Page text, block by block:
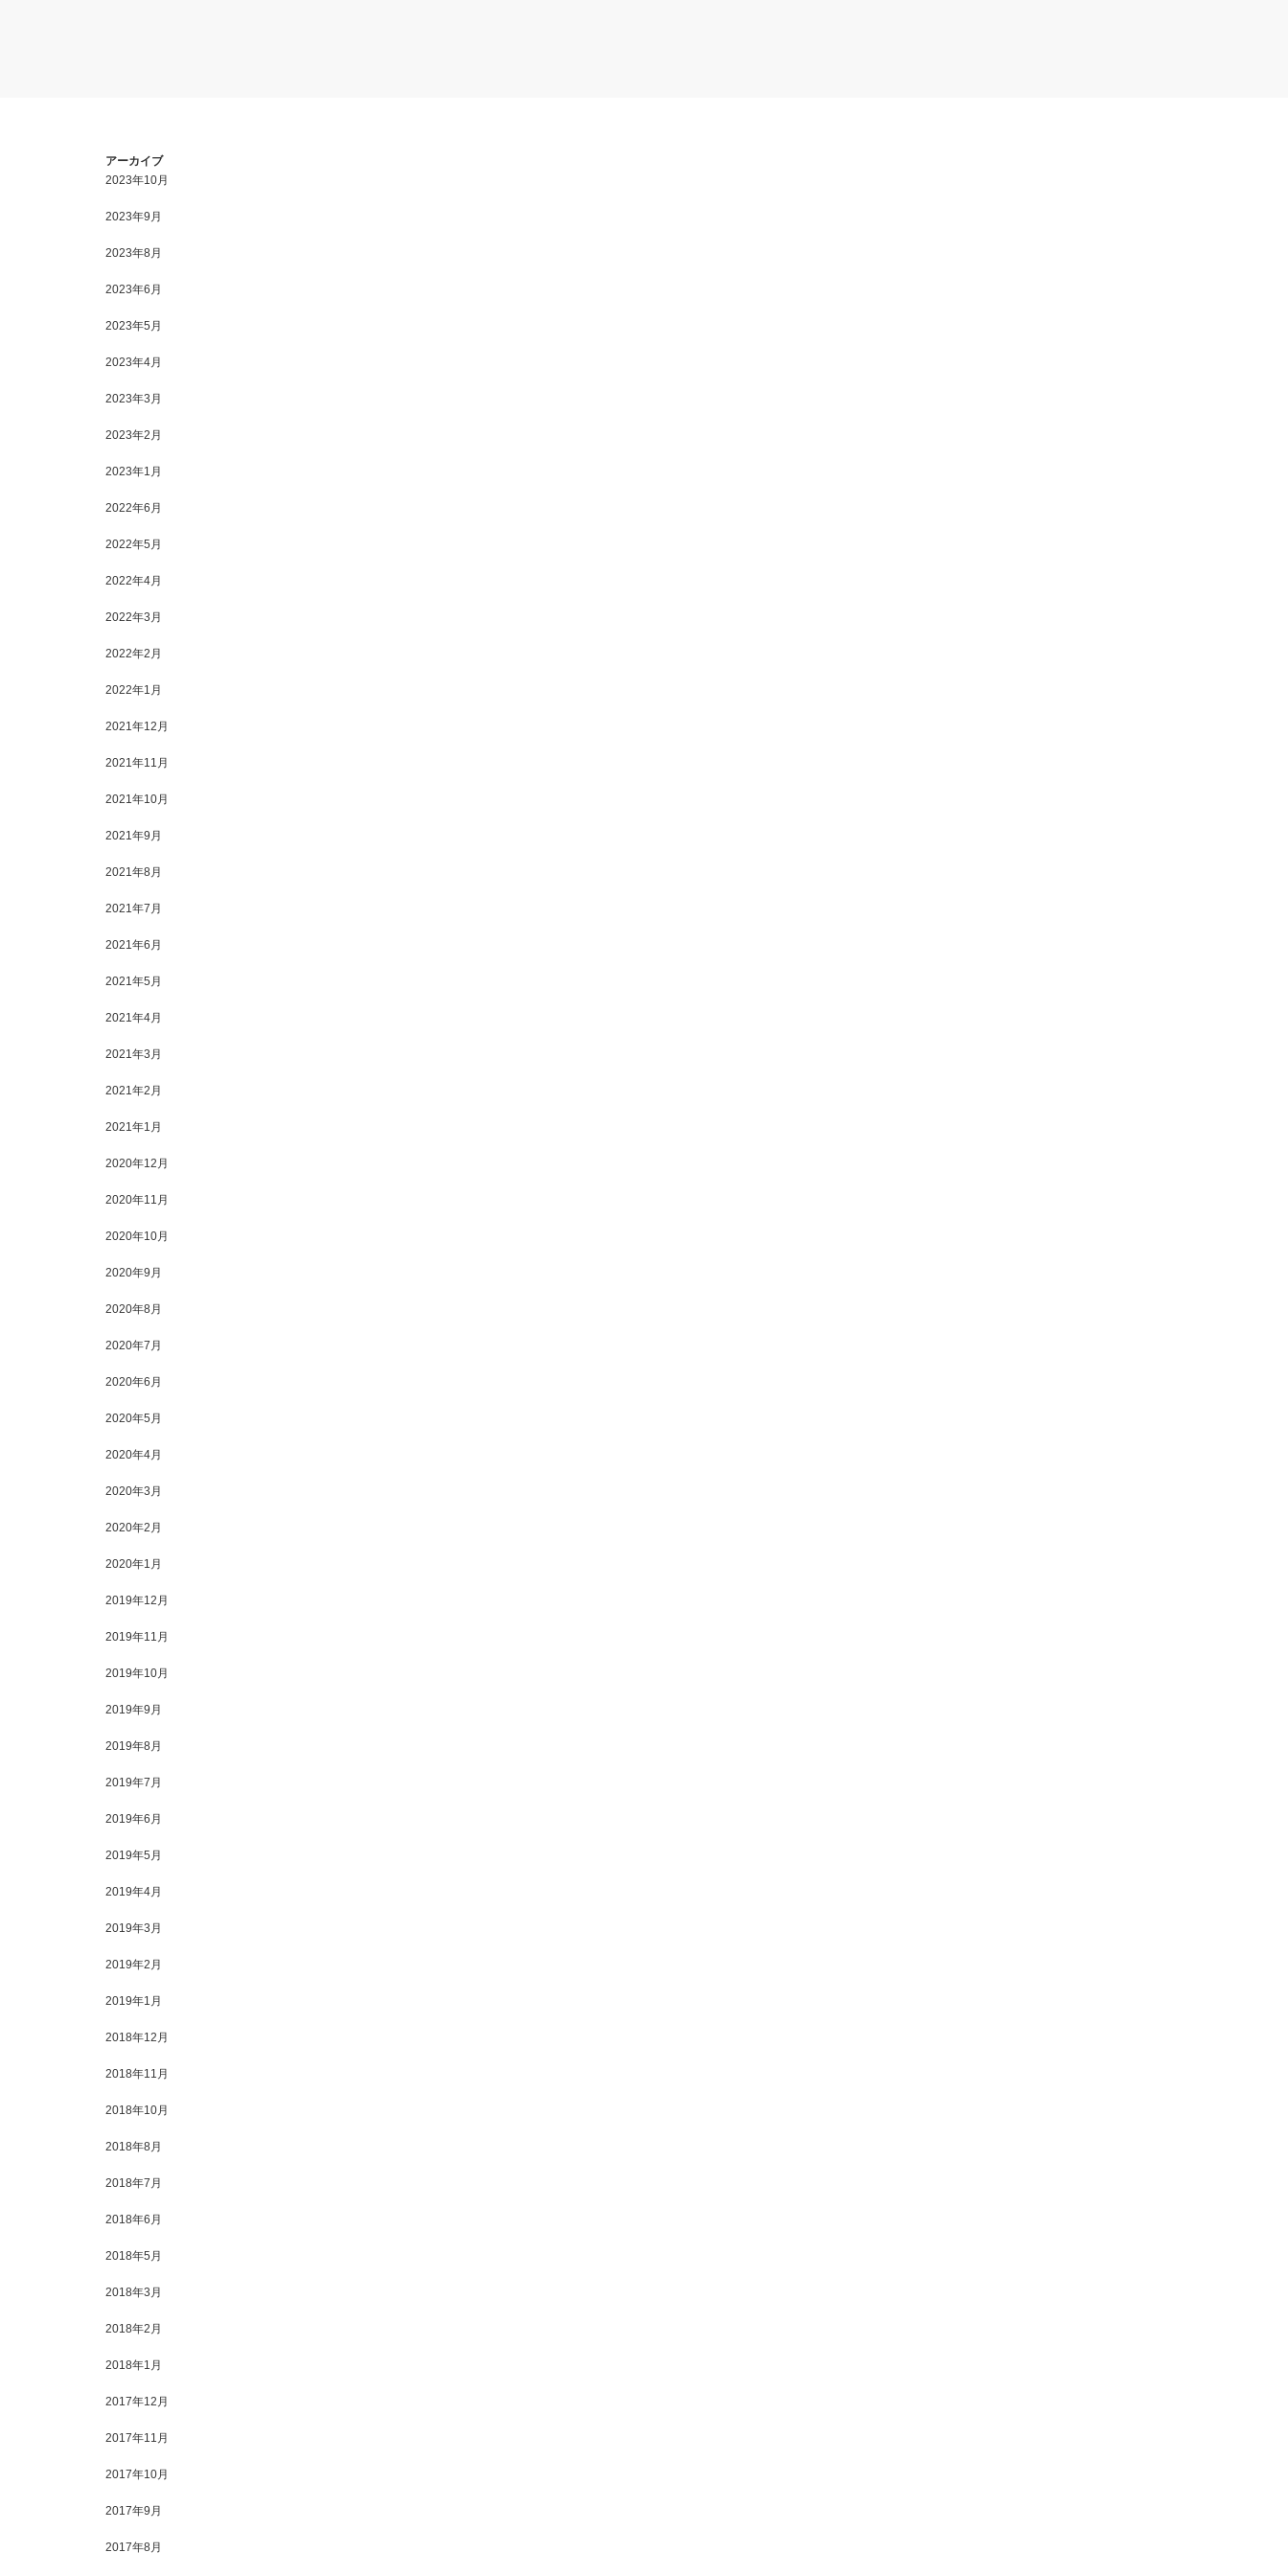
アーカイブ
2023年10月
2023年9月
2023年8月
2023年6月
2023年5月
2023年4月
2023年3月
2023年2月
2023年1月
2022年6月
2022年5月
2022年4月
2022年3月
2022年2月
2022年1月
2021年12月
2021年11月
2021年10月
2021年9月
2021年8月
2021年7月
2021年6月
2021年5月
2021年4月
2021年3月
2021年2月
2021年1月
2020年12月
2020年11月
2020年10月
2020年9月
2020年8月
2020年7月
2020年6月
2020年5月
2020年4月
2020年3月
2020年2月
2020年1月
2019年12月
2019年11月
2019年10月
2019年9月
2019年8月
2019年7月
2019年6月
2019年5月
2019年4月
2019年3月
2019年2月
2019年1月
2018年12月
2018年11月
2018年10月
2018年8月
2018年7月
2018年6月
2018年5月
2018年3月
2018年2月
2018年1月
2017年12月
2017年11月
2017年10月
2017年9月
2017年8月